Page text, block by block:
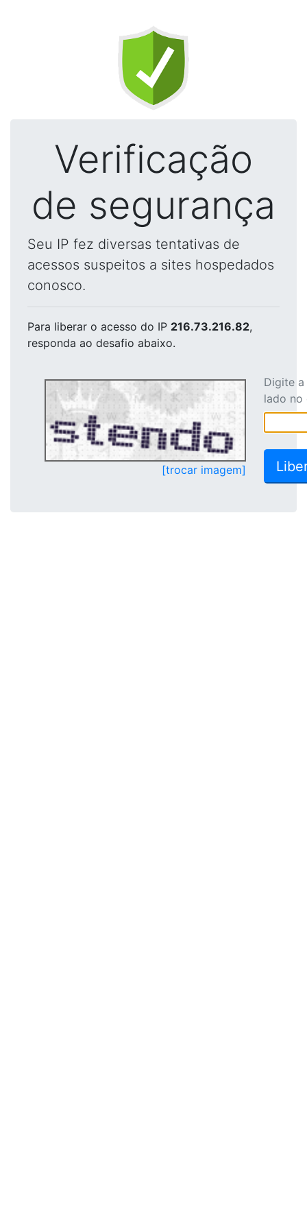
Verificação
de segurança
Seu IP fez diversas tentativas de
acessos suspeitos a sites hospedados
conosco.
Para liberar o acesso do IP 216.73.216.82,
responda ao desafio abaixo.
[trocar imagem]
Digite
lado no